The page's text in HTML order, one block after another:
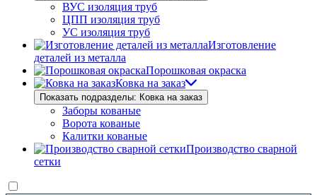
ВУС изоляция труб
ЦПП изоляция труб
УС изоляция труб
Изготовление
деталей из металла
Порошковая окраска
Ковка на заказ
Показать подразделы: Ковка на заказ
Заборы кованые
Ворота кованые
Калитки кованые
Производство сварной
сетки